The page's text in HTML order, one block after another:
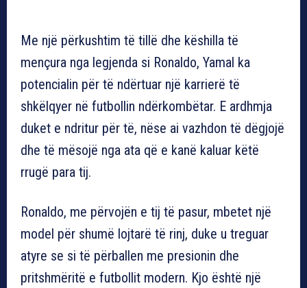
Me një përkushtim të tillë dhe këshilla të
mençura nga legjenda si Ronaldo, Yamal ka
potencialin për të ndërtuar një karrierë të
shkëlqyer në futbollin ndërkombëtar. E ardhmja
duket e ndritur për të, nëse ai vazhdon të dëgjojë
dhe të mësojë nga ata që e kanë kaluar këtë
rrugë para tij.
Ronaldo, me përvojën e tij të pasur, mbetet një
model për shumë lojtarë të rinj, duke u treguar
atyre se si të përballen me presionin dhe
pritshmëritë e futbollit modern. Kjo është një